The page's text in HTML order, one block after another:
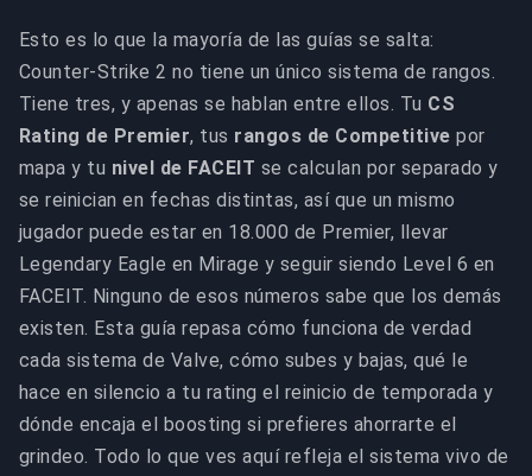
Esto es lo que la mayoría de las guías se salta:
Counter-Strike 2 no tiene un único sistema de rangos.
Tiene tres, y apenas se hablan entre ellos. Tu CS
Rating de Premier, tus rangos de Competitive por
mapa y tu nivel de FACEIT se calculan por separado y
se reinician en fechas distintas, así que un mismo
jugador puede estar en 18.000 de Premier, llevar
Legendary Eagle en Mirage y seguir siendo Level 6 en
FACEIT. Ninguno de esos números sabe que los demás
existen. Esta guía repasa cómo funciona de verdad
cada sistema de Valve, cómo subes y bajas, qué le
hace en silencio a tu rating el reinicio de temporada y
dónde encaja el boosting si prefieres ahorrarte el
grindeo. Todo lo que ves aquí refleja el sistema vivo de